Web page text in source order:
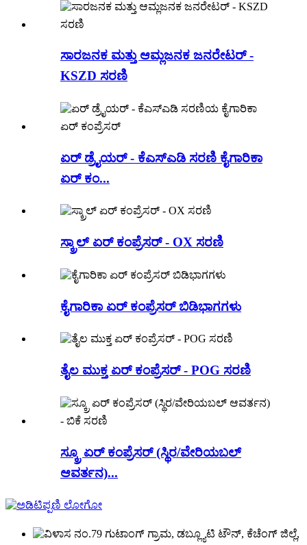
ಸಾರಜನಕ ಮತ್ತು ಆಮ್ಲಜನಕ ಜನರೇಟರ್ -
KSZD ಸರಣಿ
ಏರ್ ಡ್ರೈಯರ್ - ಕೆಎಸ್ಎಡಿ ಸರಣಿ ಕೈಗಾರಿಕಾ
ಏರ್ ಕಂ...
ಸ್ಕ್ರಾಲ್ ಏರ್ ಕಂಪ್ರೆಸರ್ - OX ಸರಣಿ
ಕೈಗಾರಿಕಾ ಏರ್ ಕಂಪ್ರೆಸರ್ ಬಿಡಿಭಾಗಗಳು
ತೈಲ ಮುಕ್ತ ಏರ್ ಕಂಪ್ರೆಸರ್ - POG ಸರಣಿ
ಸ್ಕ್ರೂ ಏರ್ ಕಂಪ್ರೆಸರ್ (ಸ್ಥಿರ/ವೇರಿಯಬಲ್
ಆವರ್ತನ)...
ನಂ.79 ಗುಟಾಂಗ್ ಗ್ರಾಮ, ಡಬ್ಲ್ಯೂಟಿ ಟೌನ್, ಕೆಚೆಂಗ್ ಜಿಲ್ಲೆ,